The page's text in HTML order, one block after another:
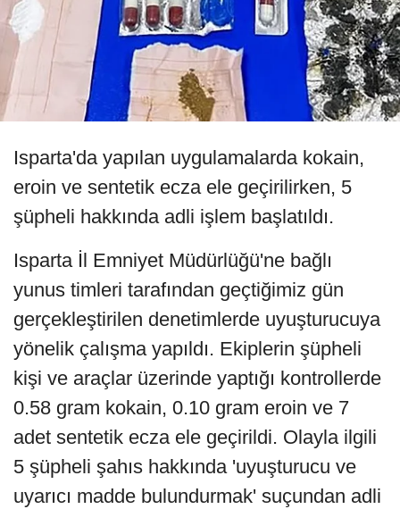
Isparta'da yapılan uygulamalarda kokain,
eroin ve sentetik ecza ele geçirilirken, 5
şüpheli hakkında adli işlem başlatıldı.
Isparta İl Emniyet Müdürlüğü'ne bağlı
yunus timleri tarafından geçtiğimiz gün
gerçekleştirilen denetimlerde uyuşturucuya
yönelik çalışma yapıldı. Ekiplerin şüpheli
kişi ve araçlar üzerinde yaptığı kontrollerde
0.58 gram kokain, 0.10 gram eroin ve 7
adet sentetik ecza ele geçirildi. Olayla ilgili
5 şüpheli şahıs hakkında 'uyuşturucu ve
uyarıcı madde bulundurmak' suçundan adli